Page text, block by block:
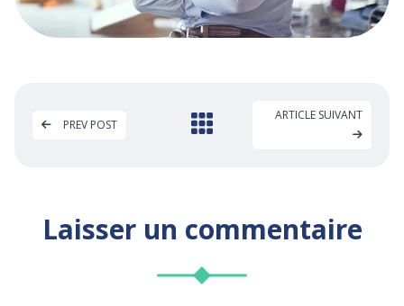
PREV POST
ARTICLE SUIVANT
Laisser un commentaire